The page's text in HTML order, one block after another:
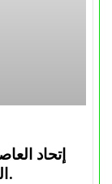
إتحاد
الكونفيدرالية الإفريقية الموسم القادم.